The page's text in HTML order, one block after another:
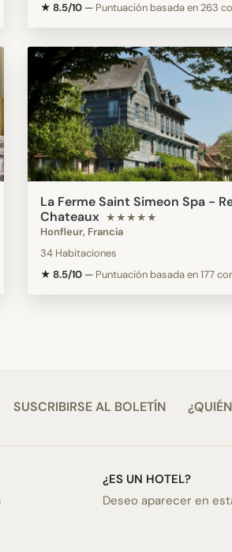
★ 8.5/10— Puntuación basada en 263
La Ferme Saint Simeon Spa -
Chateaux ★★★★★
Honfleur, Francia
34 Habitaciones
★ 8.5/10— Puntuación basada en 177
SUSCRIBIRSE AL BOLETÍN
¿ES UN HOTEL?
Deseo aparecer en